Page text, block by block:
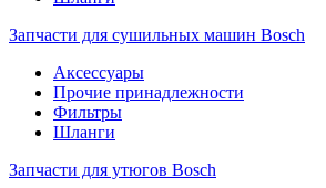
Запчасти для сушильных машин Bosch
Аксессуары
Прочие принадлежности
Фильтры
Шланги
Запчасти для утюгов Bosch